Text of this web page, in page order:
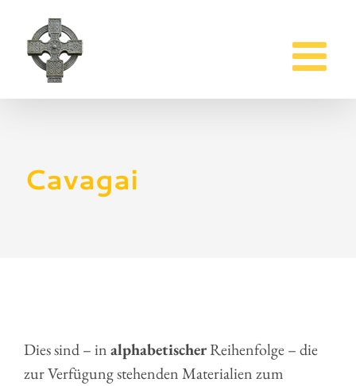
Inhalt
springen
Cavagai
Dies sind – inalphabetischerReihenfolge – die
zur Verfügung stehenden Materialien zum